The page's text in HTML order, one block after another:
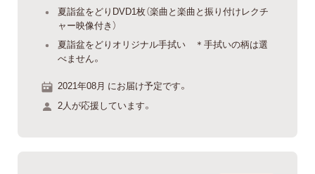
夏詣盆をどりDVD1枚（楽曲と楽曲と振り付けレクチ
ャー映像付き）
夏詣盆をどりオリジナル手拭い ＊手拭いの柄は選
べません。
2021年08月 にお届け予定です。
2人が応援しています。